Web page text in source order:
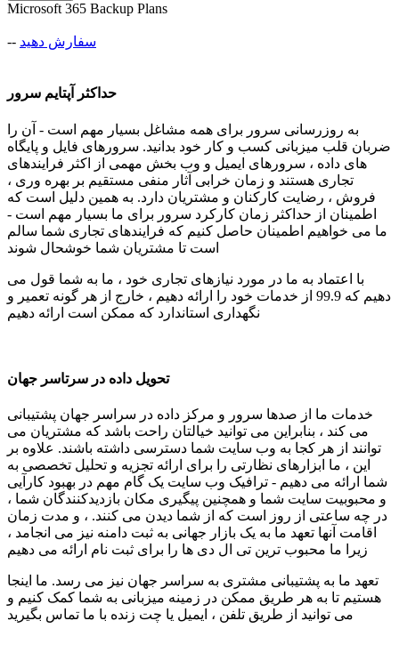
Microsoft 365 Backup Plans
-- سفارش دهید
حداکثر آپتایم سرور
به روزرسانی سرور برای همه مشاغل بسیار مهم است - آن را
ضربان قلب میزبانی کسب و کار خود بدانید. سرورهای فایل و پایگاه
های داده ، سرورهای ایمیل و وب بخش مهمی از اکثر فرایندهای
تجاری هستند و زمان خرابی آثار منفی مستقیم بر بهره وری ،
فروش ، رضایت کارکنان و مشتریان دارد. به همین دلیل است که
اطمینان از حداکثر زمان کارکرد سرور برای ما بسیار مهم است -
ما می خواهیم اطمینان حاصل کنیم که فرایندهای تجاری شما سالم
است تا مشتریان شما خوشحال شوند
با اعتماد به ما در مورد نیازهای تجاری خود ، ما به شما قول می
دهیم که 99.9 از خدمات خود را ارائه دهیم ، خارج از هر گونه تعمیر و
نگهداری استاندارد که ممکن است ارائه دهیم
تحویل داده در سرتاسر جهان
خدمات ما از صدها سرور و مرکز داده در سراسر جهان پشتیبانی
می کند ، بنابراین می توانید خیالتان راحت باشد که مشتریان می
توانند از هر کجا به وب سایت شما دسترسی داشته باشند. علاوه بر
این ، ما ابزارهای نظارتی را برای ارائه تجزیه و تحلیل تخصصی به
شما ارائه می دهیم - ترافیک وب سایت یک گام مهم در بهبود کارآیی
و محبوبیت سایت شما و همچنین پیگیری مکان بازدیدکنندگان شما ،
در چه ساعتی از روز است که از شما دیدن می کنند. ، و مدت زمان
اقامت آنها تعهد ما به یک بازار جهانی به ثبت دامنه نیز می انجامد ،
زیرا ما محبوب ترین تی ال دی ها را برای ثبت نام ارائه می دهیم
تعهد ما به پشتیبانی مشتری به سراسر جهان نیز می رسد. ما اینجا
هستیم تا به هر طریق ممکن در زمینه میزبانی به شما کمک کنیم و
می توانید از طریق تلفن ، ایمیل یا چت زنده با ما تماس بگیرید